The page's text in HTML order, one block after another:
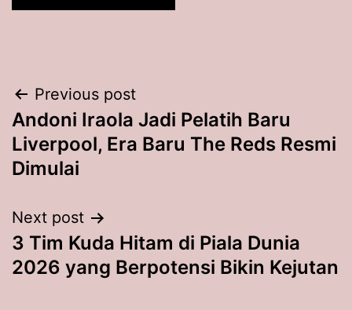
Post
navigation
Previous post
Andoni Iraola Jadi Pelatih Baru
Liverpool, Era Baru The Reds Resmi
Dimulai
Next post
3 Tim Kuda Hitam di Piala Dunia
2026 yang Berpotensi Bikin Kejutan